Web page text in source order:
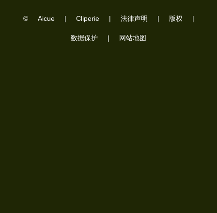
© Aicue | Cliperie | 法律声明 | 版权 |
数据保护 | 网站地图